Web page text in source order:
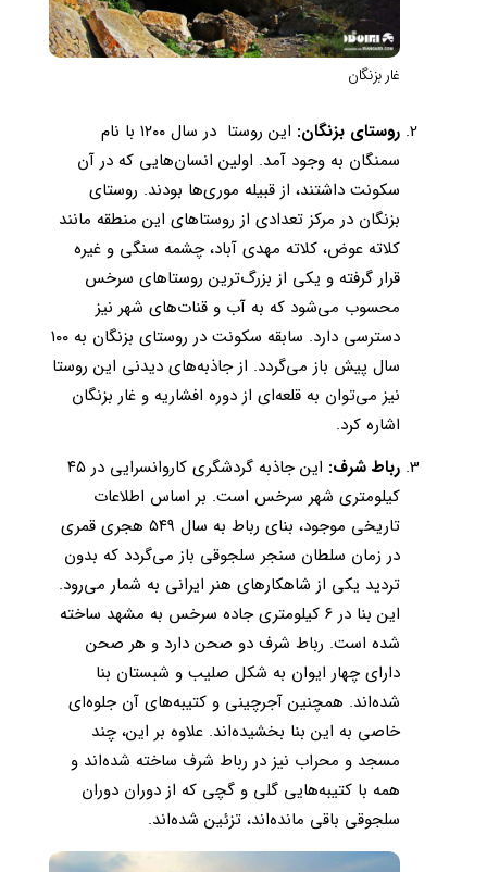
غار بزنگان
روستای بزنگان:
این روستا در سال ۱۲۰۰ با نام
سمنگان به وجود آمد. اولین انسان‌هایی که در آن
سکونت داشتند، از قبیله موری‌ها بودند. روستای
بزنگان در مركز تعدادی از روستاهای این منطقه مانند
كلاته عوض، كلاته مهدی آباد، چشمه سنگی و غیره
قرار گرفته و یكی از بزرگ‌ترین روستاهای سرخس
محسوب می‌شود كه به آب و قنات‌های شهر نیز
دسترسی دارد. سابقه سكونت در روستای بزنگان به ۱۰۰
سال پیش باز می‌گردد. از جاذبه‌های دیدنی این روستا
نیز می‌توان به قلعه‌ای از دوره افشاریه و غار بزنگان
اشاره کرد.
رباط شرف:
این جاذبه گردشگری کاروانسرایی در ۴۵
کیلومتری شهر سرخس است. بر اساس اطلاعات
تاریخی موجود، بنای رباط به سال ۵۴۹ هجری قمری
در زمان سلطان سنجر سلجوقی باز می‌گردد که بدون
تردید یکی از شاهکارهای هنر ایرانی به شمار می‌رود.
این بنا در ۶ کیلومتری جاده سرخس به مشهد ساخته
شده است. رباط شرف دو صحن دارد و هر صحن
دارای چهار ایوان به شکل صلیب و شبستان بنا
شده‌اند. همچنین آجرچینی و کتیبه‌های آن جلوه‌ای
خاصی به این بنا بخشیده‌اند. علاوه بر این، چند
مسجد و محراب نیز در رباط شرف ساخته شده‌اند و
همه با کتیبه‌هایی گلی و گچی که از دوران دوران
سلجوقی باقی‌ مانده‌اند، تزئین شده‌اند.